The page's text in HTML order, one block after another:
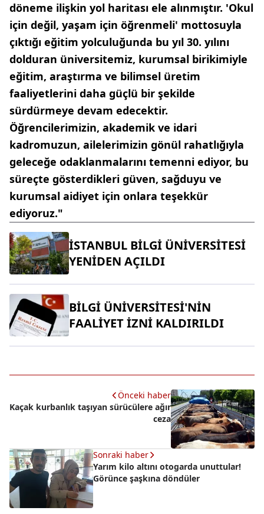
döneme ilişkin yol haritası ele alınmıştır. 'Okul
için değil, yaşam için öğrenmeli' mottosuyla
çıktığı eğitim yolculuğunda bu yıl 30. yılını
dolduran üniversitemiz, kurumsal birikimiyle
eğitim, araştırma ve bilimsel üretim
faaliyetlerini daha güçlü bir şekilde
sürdürmeye devam edecektir.
Öğrencilerimizin, akademik ve idari
kadromuzun, ailelerimizin gönül rahatlığıyla
geleceğe odaklanmalarını temenni ediyor, bu
süreçte gösterdikleri güven, sağduyu ve
kurumsal aidiyet için onlara teşekkür
ediyoruz."
İSTANBUL BİLGİ ÜNİVERSİTESİ
YENİDEN AÇILDI
BİLGİ ÜNİVERSİTESİ'NİN
FAALİYET İZNİ KALDIRILDI
Önceki haber
Kaçak kurbanlık taşıyan sürücülere ağır
ceza
Sonraki haber
Yarım kilo altını otogarda unuttular!
Görünce şaşkına döndüler